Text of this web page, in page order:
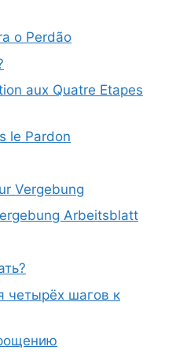
o Perdão
aux Quatre Etapes
le Pardon
Vergebung
Arbeitsblatt
четырёх шагов к